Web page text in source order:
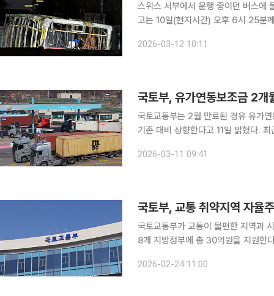
스위스 서부에서 운행 중이던 버스에 불이 나 6명
고는 10일(현지시간) 오후 6시 25분
를 입었고, 부상자 5명 가운데는 승객
2026-03-12 10:11
국토부, 유가연동보조금 2
국토교통부는 2월 만료된 경유 유가
기존 대비 상향한다고 11일 밝혔다.
유가 급등 시 유류비가 운송원가에서
2026-03-11 09:41
국토부, 교통 취약지역 자율
국토교통부가 교통이 불편한 지역과
8개 지방정부에 총 30억원을 지원한다고 24일 밝혔다. 지원 대상
스 실증도 새로 포함됐다. 또한 고속·
2026-02-24 11:00